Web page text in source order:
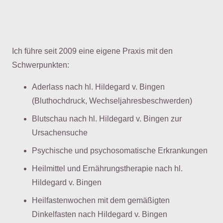
Ich führe seit 2009 eine eigene Praxis mit den
Schwerpunkten:
Aderlass nach hl. Hildegard v. Bingen
(Bluthochdruck, Wechseljahresbeschwerden)
Blutschau nach hl. Hildegard v. Bingen zur
Ursachensuche
Psychische und psychosomatische Erkrankungen
Heilmittel und Ernährungstherapie nach hl.
Hildegard v. Bingen
Heilfastenwochen mit dem gemäßigten
Dinkelfasten nach Hildegard v. Bingen